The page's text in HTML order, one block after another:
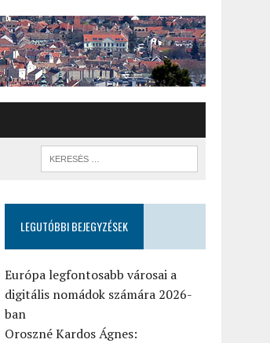
LEGUTÓBBI BEJEGYZÉSEK
Európa legfontosabb városai a
digitális nomádok számára 2026-
ban
Oroszné Kardos Ágnes: